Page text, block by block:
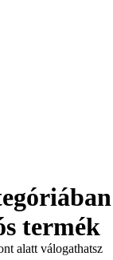
termék
alatt válogathatsz